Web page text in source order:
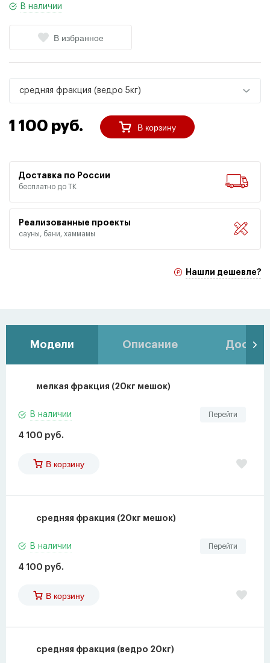
В наличии
В избранное
средняя фракция (ведро 5кг)
1 100 руб. В корзину
Доставка по России
бесплатно до ТК
Реализованные проекты
сауны, бани, хаммамы
Нашли дешевле?
Модели Описание
мелкая фракция (20кг мешок)
Перейти
В наличии
4 100 руб.
В корзину
средняя фракция (20кг мешок)
Перейти
В наличии
4 100 руб.
В корзину
средняя фракция (ведро 20кг)